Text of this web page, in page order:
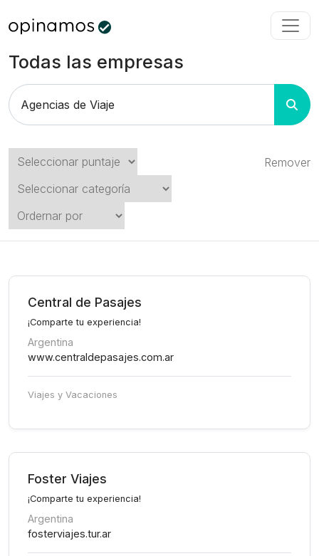
Todas las empresas
Remover
Central de Pasajes
¡Comparte tu experiencia!
Argentina
www.centraldepasajes.com.ar
Viajes y Vacaciones
Foster Viajes
¡Comparte tu experiencia!
Argentina
fosterviajes.tur.ar